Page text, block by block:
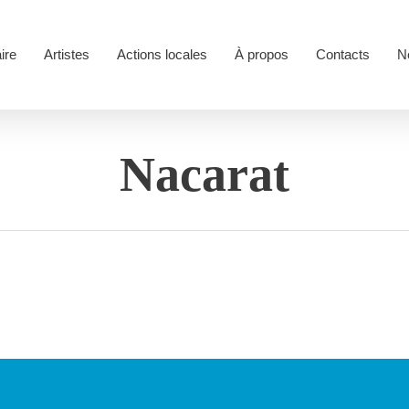
Artistes Actions locales À propos Contacts
Nacarat